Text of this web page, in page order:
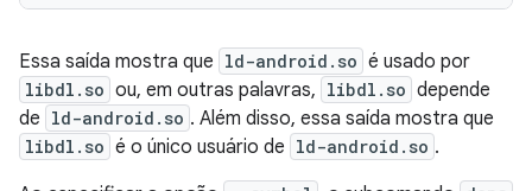
Essa saída mostra que ld-android.so é usado por
libdl.so ou, em outras palavras, libdl.so depende
de ld-android.so . Além disso, essa saída mostra que
libdl.so é o único usuário de ld-android.so .